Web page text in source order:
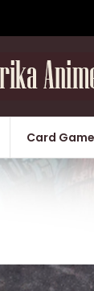
Card Game